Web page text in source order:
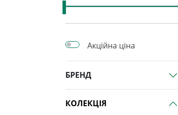
Акційна ціна
БРЕНД
КОЛЕКЦІЯ
підлогу
клейова